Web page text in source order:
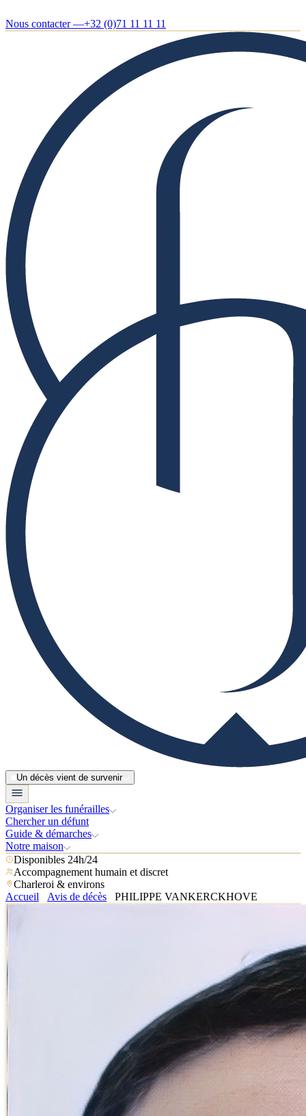
Nous contacter —+32 (0)71 11 11 11
Un décès vient de survenir
Organiser les funérailles
Chercher un défunt
Guide & démarches
Notre maison
Disponibles 24h/24
Accompagnement humain et discret
Charleroi & environs
Accueil
Avis de décès PHILIPPE VANKERCKHOVE